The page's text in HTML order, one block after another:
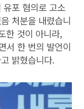
포 혐의로 고소
처분을 내렸습니
한 것이 아니라,
서 한 번의 발언이
밝혔습니다.